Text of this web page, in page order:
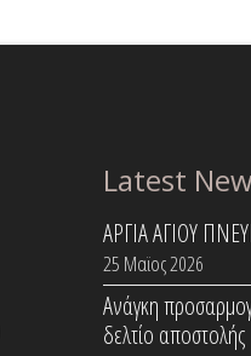
Latest
ΑΡΓΙΑ ΑΓΙΟΥ
25 Μαϊος 2026
Ανάγκη
δελτίο αποστολής